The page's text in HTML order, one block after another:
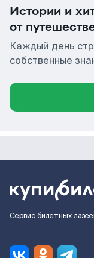
Истории и
от
Каждый день
собственные
Сервис билетных